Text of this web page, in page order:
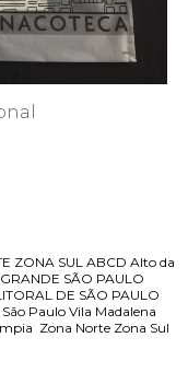
ZONA SUL ABCD Alto da
GRANDE SÃO PAULO
DE SÃO PAULO
São Paulo Vila Madalena
Zona Norte Zona Sul